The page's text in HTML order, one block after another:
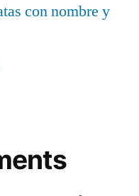
con nombre y